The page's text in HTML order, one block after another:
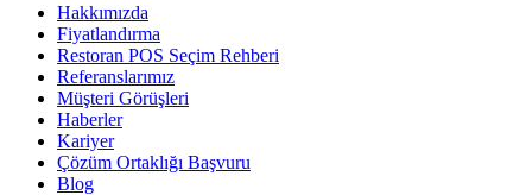
Hakkımızda
Fiyatlandırma
Restoran POS Seçim Rehberi
Referanslarımız
Müşteri Görüşleri
Haberler
Kariyer
Çözüm Ortaklığı Başvuru
Blog